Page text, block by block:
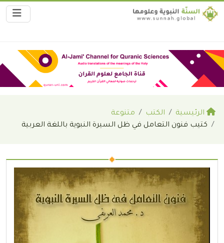
الرئيسية الكتب
متنوعة
كتيب فنون التعامل في ظل السيرة النبوية باللغة العربية